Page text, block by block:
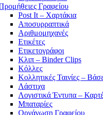
Γραφείου
Post It – Χαρτάκια
Αποσυρραπτικά
Αριθμομηχανές
Ετικέτες
Ετικετογράφοι
Κλιπ – Binder Clips
Κόλλες
Κολλητικές Ταινίες –
Λάστιχα
Λογιστικά Έντυπα –
Μπαταρίες
Οργάνωση Γραφείου